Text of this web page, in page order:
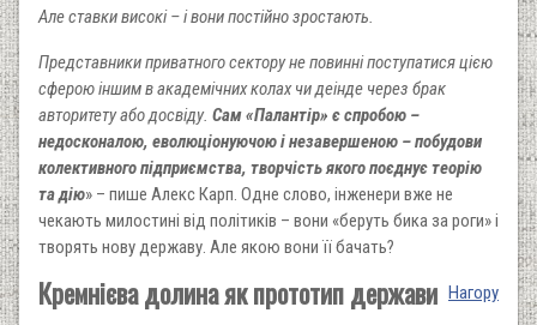
Але ставки високі – і вони постійно зростають.
Представники приватного сектору не повинні поступатися цією
сферою іншим в академічних колах чи деінде через брак
авторитету або досвіду. Сам «Палантір» є спробою –
недосконалою, еволюціонуючою і незавершеною – побудови
колективного підприємства, творчість якого поєднує теорію
та дію» – пише Алекс Карп. Одне слово, інженери вже не
чекають милостині від політиків – вони «беруть бика за роги» і
творять нову державу. Але якою вони її бачать?
Нагору
Кремнієва долина як прототип держави